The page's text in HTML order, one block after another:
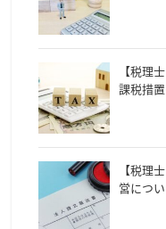
【税理
課税措
【税理
営につ